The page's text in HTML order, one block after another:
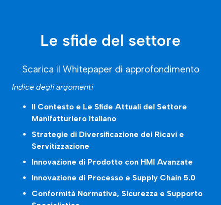
Le sfide del settore
Scarica il Whitepaper di approfondimento
Indice degli argomenti
Il Contesto e Le Sfide Attuali del Settore
Manifatturiero Italiano
Strategie di Diversificazione dei Ricavi e
Servitizzazione
Innovazione di Prodotto con HMI Avanzate
Innovazione di Processo e Supply Chain 5.0
Conformità Normativa, Sicurezza e Supporto